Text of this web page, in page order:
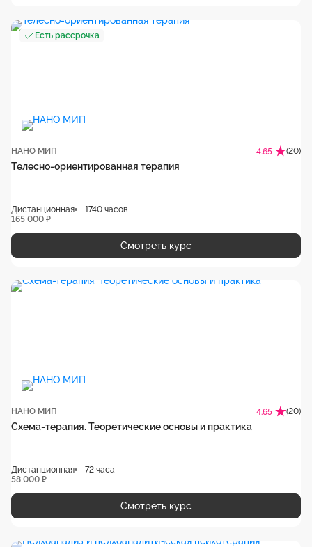
Есть рассрочка
НАНО МИП 4.65 (20)
Телесно-ориентированная терапия
Дистанционная
1740 часов
165 000 ₽
Смотреть курс
НАНО МИП 4.65 (20)
Схема-терапия. Теоретические основы и практика
Дистанционная
72 часа
58 000 ₽
Смотреть курс